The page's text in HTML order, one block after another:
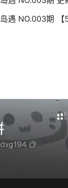
岛遇 NO.003期